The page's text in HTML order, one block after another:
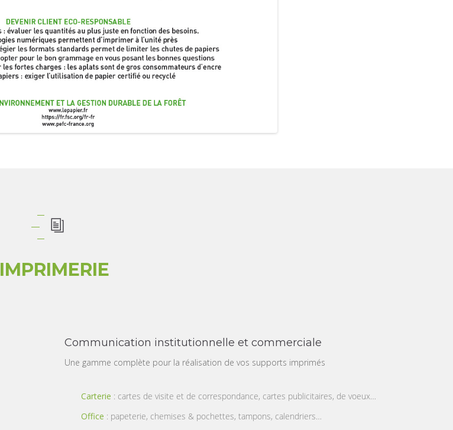
IMPRIMERIE
Communication institutionnelle et commerciale
Une gamme complète pour la réalisation de vos supports imprimés
Carterie : cartes de visite et de correspondance, cartes publicitaires, de voeux…
Office : papeterie, chemises & pochettes, tampons, calendriers…